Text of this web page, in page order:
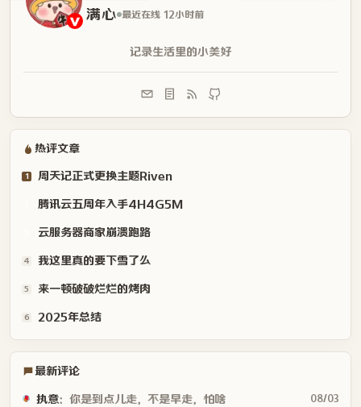
      height: 12.8px;
      bottom: 0;
      transform: translate(-50%, 50%);
    .clock .hand.second::after {
      top: 17.0666666667px;
      box-shadow: 4px 6px 2px 0 rgba(0, 0, 0, 0.15);
    .clock .hand.minute {
      left: calc(50% - 3px);
      border-radius: 3px;
    }
      height: 64px;
      border-radius: 3px;
      background-color: rgb(52 73 94);
    @media screen and (max-width: 768px) {
满心 最近在线 12小时前
记录生活里的小美好
热评文章
1 周天记正式更换主题Riven
腾讯云五周年入手4H4G5M
云服务器商家崩溃跑路
4 我这里真的要下雪了么
5 来一顿破破烂烂的烤肉
6 2025年总结
最新评论
执意：你是到点儿走，不是早走，怕啥 08/03